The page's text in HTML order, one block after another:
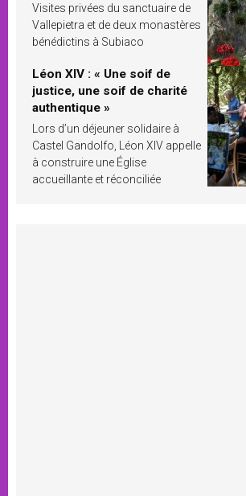
Visites privées du sanctuaire de
Vallepietra et de deux monastères
bénédictins à Subiaco
Léon XIV : « Une soif de
justice, une soif de charité
authentique »
Lors d’un déjeuner solidaire à
Castel Gandolfo, Léon XIV appelle
à construire une Église
accueillante et réconciliée